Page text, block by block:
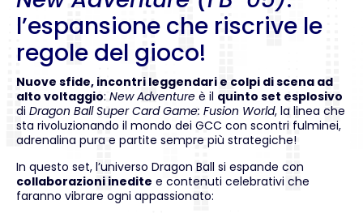
l’espansione che riscrive le
regole del gioco!
Nuove sfide, incontri leggendari e colpi di scena ad
alto voltaggio: New Adventure è il quinto set esplosivo
di Dragon Ball Super Card Game: Fusion World, la linea che
sta rivoluzionando il mondo dei GCC con scontri fulminei,
adrenalina pura e partite sempre più strategiche!
In questo set, l’universo Dragon Ball si espande con
collaborazioni inedite e contenuti celebrativi che
faranno vibrare ogni appassionato: